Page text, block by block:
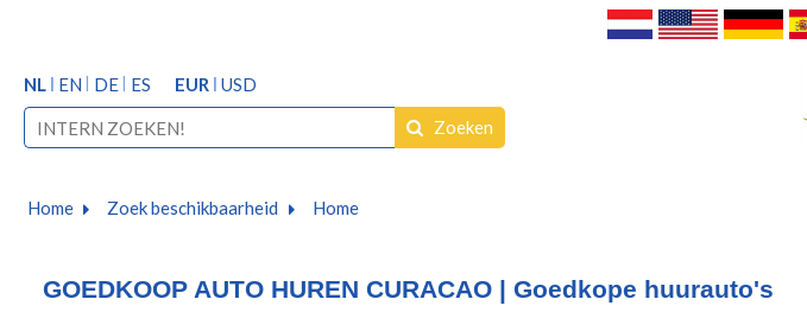
NL EN DE ES EUR USD
Zoeken
Home Zoek beschikbaarheid Home
GOEDKOOP AUTO HUREN CURACAO | Goedkope huurauto's